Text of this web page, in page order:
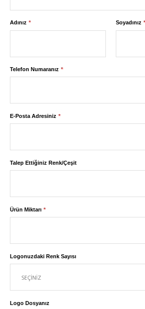
Adınız Soyadınız
Telefon Numaranız
E-Posta Adresiniz
Talep Ettiğiniz Renk/Çeşit
Ürün Miktarı
Logonuzdaki Renk Sayısı
Logo Dosyanız